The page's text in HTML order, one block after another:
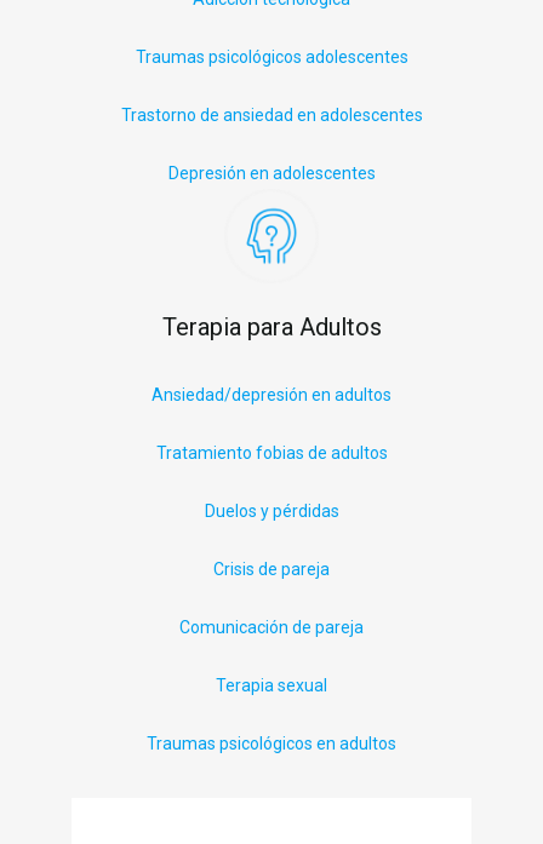
Traumas psicológicos adolescentes
Trastorno de ansiedad en adolescentes
Depresión en adolescentes
Terapia para Adultos
Ansiedad/depresión en adultos
Tratamiento fobias de adultos
Duelos y pérdidas
Crisis de pareja
Comunicación de pareja
Terapia sexual
Traumas psicológicos en adultos